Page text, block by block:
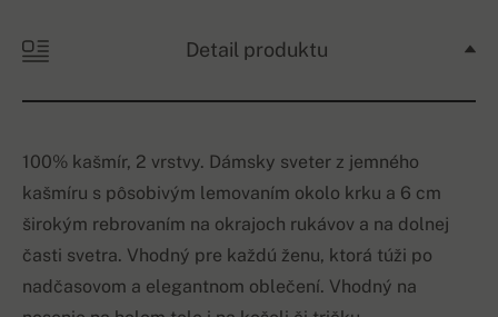
Detail produktu
100% kašmír, 2 vrstvy. Dámsky sveter z jemného
kašmíru s pôsobivým lemovaním okolo krku a 6 cm
širokým rebrovaním na okrajoch rukávov a na dolnej
časti svetra. Vhodný pre každú ženu, ktorá túži po
nadčasovom a elegantnom oblečení. Vhodný na